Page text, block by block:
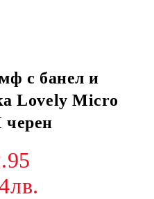
с банел и
Lovely Micro